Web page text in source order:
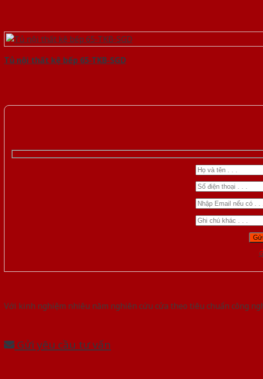
Tủ nội thất kệ bếp 65-TKB-SGD
Với kinh nghiệm nhiêu năm nghiên cứu cửa theo tiêu chuẩn công
Gửi yêu cầu tư vấn